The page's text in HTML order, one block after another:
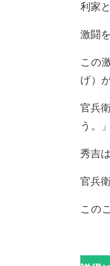
利家と
激闘
この
げ）
官兵
う。
秀吉
官兵
この